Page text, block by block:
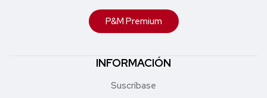
P&M Premium
INFORMACIÓN
Suscríbase